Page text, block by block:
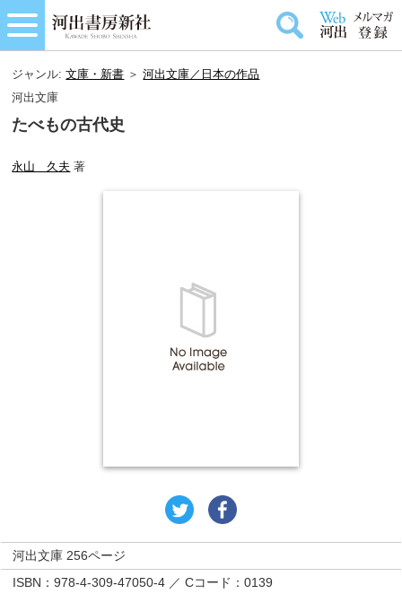
ジャンル:文庫・新書 ＞河出文庫／日本の作品
河出文庫
たべもの古代史
永山 久夫 著
河出文庫 256ページ
ISBN：978-4-309-47050-4 ／ Cコード：0139